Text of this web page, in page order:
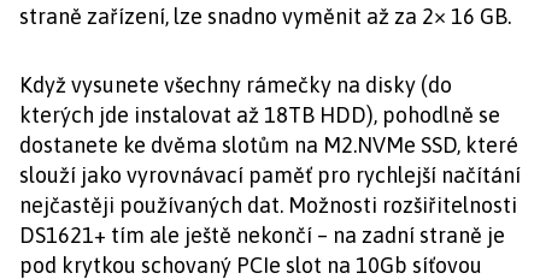
straně zařízení, lze snadno vyměnit až za 2× 16 GB.
Když vysunete všechny rámečky na disky (do
kterých jde instalovat až 18TB HDD), pohodlně se
dostanete ke dvěma slotům na M2.NVMe SSD, které
slouží jako vyrovnávací paměť pro rychlejší načítání
nejčastěji používaných dat. Možnosti rozšiřitelnosti
DS1621+ tím ale ještě nekončí – na zadní straně je
pod krytkou schovaný PCIe slot na 10Gb síťovou